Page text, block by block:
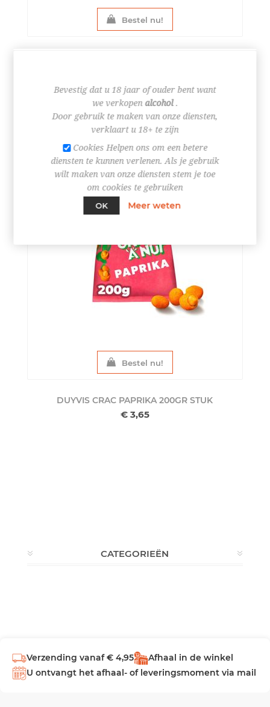
Bestel nu!
Bestel nu!
DUYVIS CRAC PAPRIKA 200GRSTUK
€ 3,65
CATEGORIEËN
Verzending vanaf € 4,95
Afhaal in de winkel
U ontvangt het afhaal- of leveringsmoment via mail
Bevestig dat u 18 jaar of ouder bent want
we verkopen alcohol.
Door gebruik te maken van onze diensten,
verklaart u 18+ te zijn
Cookies Helpen ons om een betere
diensten te kunnen verlenen. Als je gebruik
wilt maken van onze diensten stem je toe
om cookies te gebruiken
OK
Meer weten